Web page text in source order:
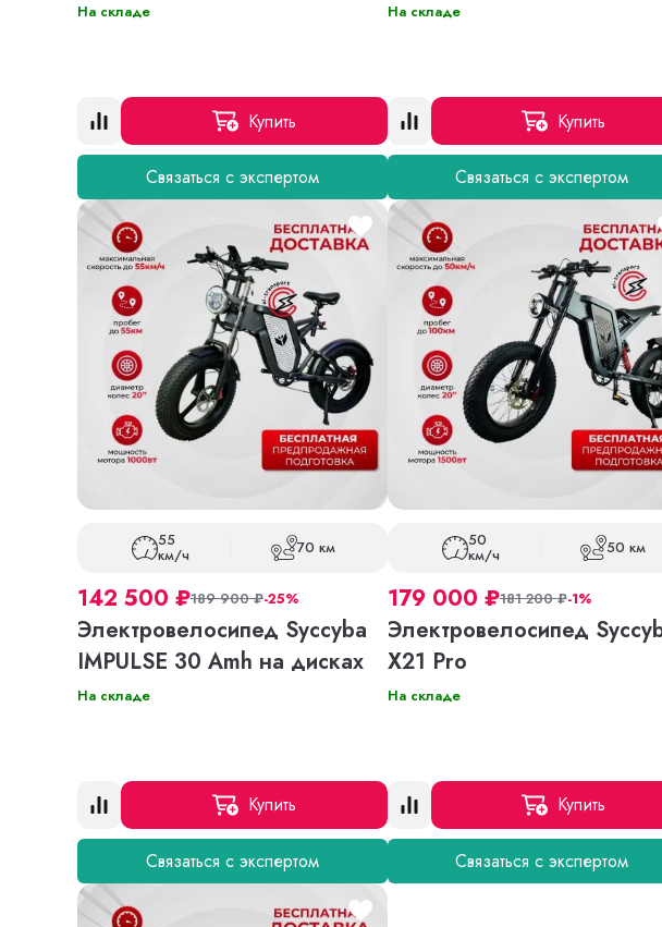
На складе
Купить
Связаться с экспертом
На складе
Купить
Связаться с экспертом
55
км/ч 70 км
142 500 ₽189 900₽-25%
Электровелосипед Syccyba
IMPULSE 30 Amh на дисках
На складе
Купить
Связаться с экспертом
50
км/ч 50 км
179 000 ₽181 200₽-1%
Электровелосипед
X21 Pro
На складе
Купить
Связаться с экспертом